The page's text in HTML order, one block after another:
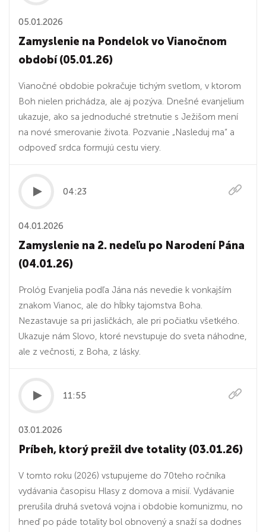
05.01.2026
Zamyslenie na Pondelok vo Vianočnom
období (05.01.26)
Vianočné obdobie pokračuje tichým svetlom, v ktorom
Boh nielen prichádza, ale aj pozýva. Dnešné evanjelium
ukazuje, ako sa jednoduché stretnutie s Ježišom mení
na nové smerovanie života. Pozvanie „Nasleduj ma“ a
odpoveď srdca formujú cestu viery.
04:23
04.01.2026
Zamyslenie na 2. nedeľu po Narodení Pána
(04.01.26)
Prológ Evanjelia podľa Jána nás nevedie k vonkajším
znakom Vianoc, ale do hĺbky tajomstva Boha.
Nezastavuje sa pri jasličkách, ale pri počiatku všetkého.
Ukazuje nám Slovo, ktoré nevstupuje do sveta náhodne,
ale z večnosti, z Boha, z lásky.
11:55
03.01.2026
Príbeh, ktorý prežil dve totality (03.01.26)
V tomto roku (2026) vstupujeme do 70teho ročníka
vydávania časopisu Hlasy z domova a misií. Vydávanie
prerušila druhá svetová vojna i obdobie komunizmu, no
hneď po páde totality bol obnovený a snaží sa dodnes